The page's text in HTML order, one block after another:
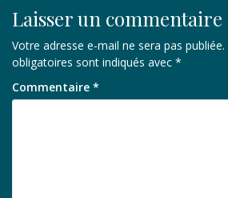
Laisser un commentaire
Votre adresse e-mail ne sera pas publiée.
obligatoires sont indiqués avec *
Commentaire *